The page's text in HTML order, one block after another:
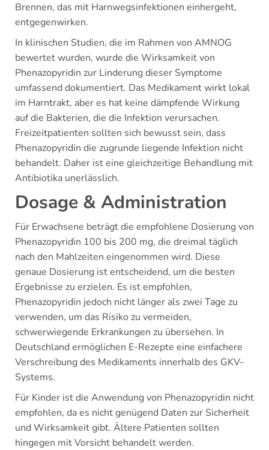
Brennen, das mit Harnwegsinfektionen einhergeht,
entgegenwirken.
In klinischen Studien, die im Rahmen von AMNOG
bewertet wurden, wurde die Wirksamkeit von
Phenazopyridin zur Linderung dieser Symptome
umfassend dokumentiert. Das Medikament wirkt lokal
im Harntrakt, aber es hat keine dämpfende Wirkung
auf die Bakterien, die die Infektion verursachen.
Freizeitpatienten sollten sich bewusst sein, dass
Phenazopyridin die zugrunde liegende Infektion nicht
behandelt. Daher ist eine gleichzeitige Behandlung mit
Antibiotika unerlässlich.
Dosage & Administration
Für Erwachsene beträgt die empfohlene Dosierung von
Phenazopyridin 100 bis 200 mg, die dreimal täglich
nach den Mahlzeiten eingenommen wird. Diese
genaue Dosierung ist entscheidend, um die besten
Ergebnisse zu erzielen. Es ist empfohlen,
Phenazopyridin jedoch nicht länger als zwei Tage zu
verwenden, um das Risiko zu vermeiden,
schwerwiegende Erkrankungen zu übersehen. In
Deutschland ermöglichen E-Rezepte eine einfachere
Verschreibung des Medikaments innerhalb des GKV-
Systems.
Für Kinder ist die Anwendung von Phenazopyridin nicht
empfohlen, da es nicht genügend Daten zur Sicherheit
und Wirksamkeit gibt. Ältere Patienten sollten
hingegen mit Vorsicht behandelt werden.